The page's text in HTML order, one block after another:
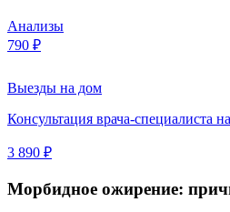
Анализы
790 ₽
Выезды на дом
Консультация врача-
3 890 ₽
Морбидное ожирение: